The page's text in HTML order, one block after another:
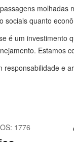
sociais quanto
é um
Estamos
1776